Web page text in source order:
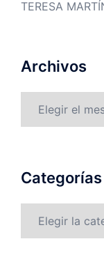
TERESA
Archivos
Categorías